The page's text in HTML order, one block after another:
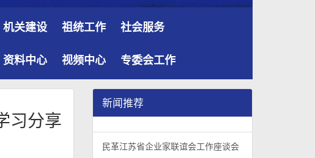
机关建设 祖统工作 社会服务
资料中心 视频中心 专委会工作
习分享
新闻推荐
民革江苏省企业家联谊会工作座谈会在宁召开
1/3 李惠东率队来江苏省淮安市调研：聚焦民革党
2/3 民革江苏省委召开“主题教育活动” 领导班子民
3/3
民革江苏省企业家联谊会工作座谈会